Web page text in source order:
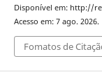
Disponível em: http://
Acesso em: 7 ago. 2026.
Fomatos de